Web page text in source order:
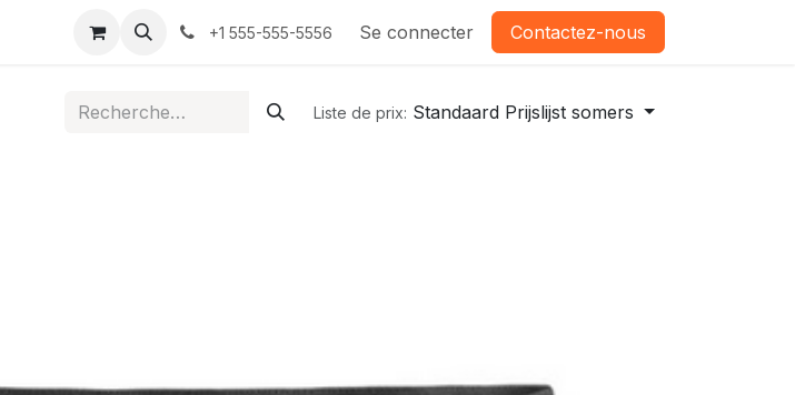
+1 555-555-5556 Se connecter Contactez-nous
Liste de prix: Standaard Prijslijst somers